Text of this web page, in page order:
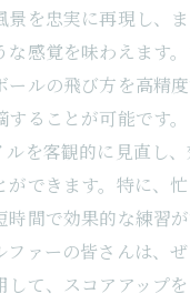
景を忠実に再現し、
な感覚を味わえます
ールの飛び方を高精
することが可能です
ルを客観的に見直し
ができます。特に、
時間で効果的な練習
ファーの皆さんは、
して、スコアアップ